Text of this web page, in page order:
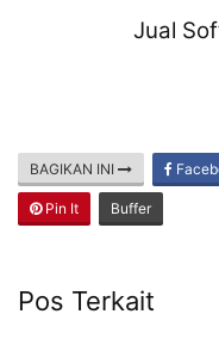
Jual
BAGIKAN INI
Pin It Buffer
Pos Terkait